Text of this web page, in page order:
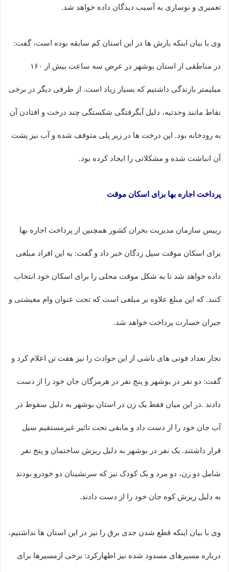
تعمیری و نوسازی به آسیب دیدگان داده خواهد شد.
وی با بیان اینکه بارش ها در این استان کم سابقه بوده است، گفت:
در مناطقی از استان بوشهر در عرض سه ساعت بیش از ۱۶۰
میلیمتر بارندگی داشتیم که بسیار زیاد است. از طرفی دیگر در برخی
نقاط مانند وحدتیه، دلیل آبگرفتگی شکستگی چند درخت و افتادن آن
به رودخانه بود. این درخت ها در زیر پلی متوقف شده و آب نیز پشت
آن انباشت شده و مشکلاتی را ایجاد کرده بود.
پرداخت اجاره بها برای اسکان موقت
رییس سازمان مدیریت بحران کشور همچنین از پرداخت اجاره بها
برای اسکان موقت سیل زدگان خبر داد و گفت: به این افراد مبلغی
داده خواهد شد تا به شکل موقت محلی را برای اسکان خود انتخاب
کنند. که این مبلغ علاوه بر مبلغی است که تحت عنوان وام معیشتی و
جبران خسارت پرداخت خواهد شد.
نجار تعداد فوتی های ناشی از این حوادث را نیز هفت تن اعلام کرد و
گفت: دو نفر در بوشهر و پنج نفر در هرمزگان جان خود را از دست
دادند .در این میان فقط یک زن در استان بوشهر به دلیل سقوط در
آب جان خود را از دست داد و مابقی تحت تاثیر غیرمستقیم سیل
قرار داشتند. یک نفر در بوشهر به دلیل ریزش ساختمان و پنج نفر
شامل دو زن، دو مرد و یک کودک نیز که سرنشینان دو خودرو بودند
به دلیل ریزش کوه جان خود را از دست دادند.
وی با بیان اینکه قطع شدن جدی برق را نیز در این استان ها نداشتیم،
درباره مسیرهای مسدود شده نیز اظهارکرد: برخی ازمسیرها برای